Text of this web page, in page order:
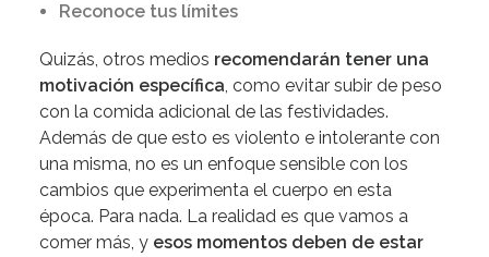
Reconoce tus límites
Quizás, otros medios recomendarán tener una
motivación específica, como evitar subir de peso
con la comida adicional de las festividades.
Además de que esto es violento e intolerante con
una misma, no es un enfoque sensible con los
cambios que experimenta el cuerpo en esta
época. Para nada. La realidad es que vamos a
comer más, y esos momentos deben de estar